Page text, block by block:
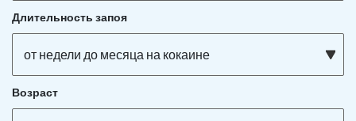
Длительность запоя
от недели до месяца на кокаине
Возраст